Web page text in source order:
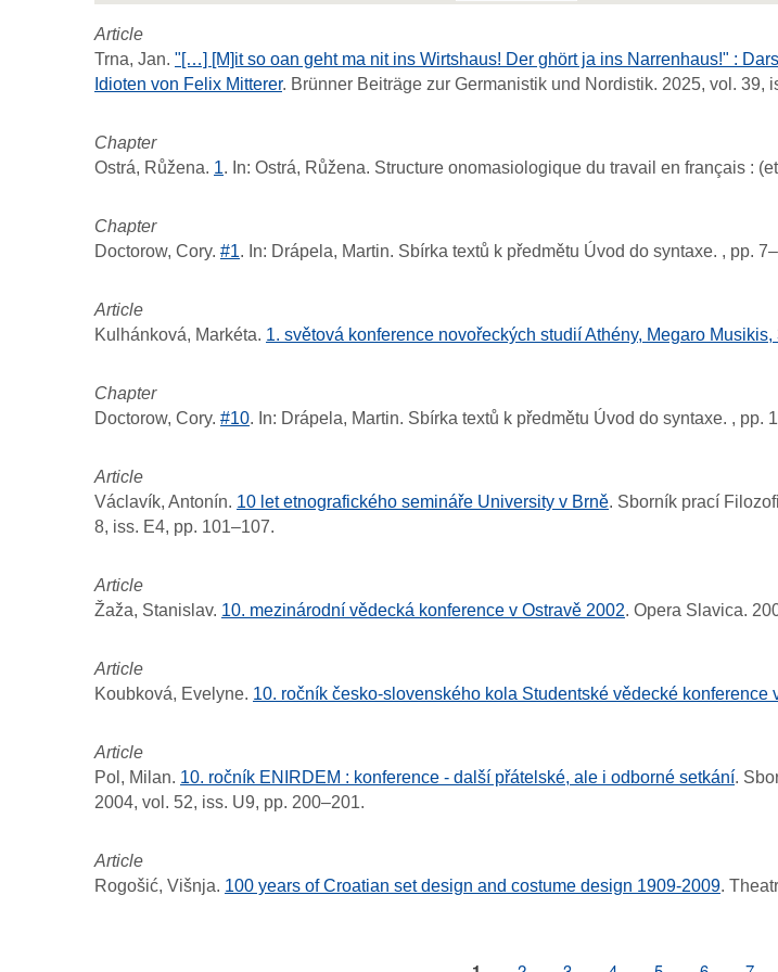
Article
Trna, Jan. "[…] [M]it so oan geht ma nit ins Wirtshaus! Der ghört ja ins Narrenhaus!" :
Idioten von Felix Mitterer. Brünner Beiträge zur Germanistik und Nordistik. 2025, vol. 39,
Chapter
Ostrá, Růžena. 1. In: Ostrá, Růžena. Structure onomasiologique du travail en français :
Chapter
Doctorow, Cory. #1. In: Drápela, Martin. Sbírka textů k předmětu Úvod do syntaxe. , pp.
Article
Kulhánková, Markéta. 1. světová konference novořeckých studií Athény, Megaro Musikis,
Chapter
Doctorow, Cory. #10. In: Drápela, Martin. Sbírka textů k předmětu Úvod do syntaxe. , pp.
Article
Václavík, Antonín. 10 let etnografického semináře University v Brně. Sborník prací
8, iss. E4, pp. 101–107.
Article
Žaža, Stanislav. 10. mezinárodní vědecká konference v Ostravě 2002. Opera Slavica.
Article
Koubková, Evelyne. 10. ročník česko-slovenského kola Studentské vědecké konference
Article
Pol, Milan. 10. ročník ENIRDEM : konference - další přátelské, ale i odborné setkání.
2004, vol. 52, iss. U9, pp. 200–201.
Article
Rogošić, Višnja. 100 years of Croatian set design and costume design 1909-2009.